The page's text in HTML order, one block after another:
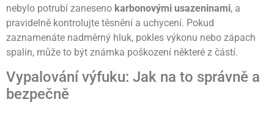
nebylo potrubí zaneseno karbonovými usazeninami, a
pravidelně kontrolujte těsnění a uchycení. Pokud
zaznamenáte nadměrný hluk, pokles výkonu nebo zápach
spalin, může to být známka poškození některé z částí.
Vypalování výfuku: Jak na to správně a
bezpečně